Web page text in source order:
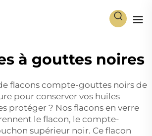
à gouttes noires
flacons compte-gouttes noirs de
pour conserver vos huiles
protéger ? Nos flacons en verre
le flacon, le compte-
supérieur noir. Ce flacon